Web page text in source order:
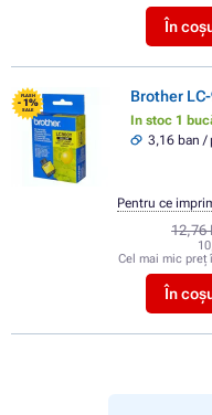
În
FLASH
- 1%
SALE
Brother
In stoc 1
3,16 ban /
12,76
Cel mai mic preț
În
Pentru ce